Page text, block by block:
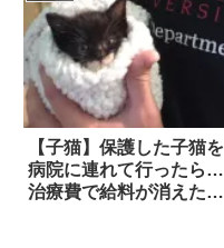
【子猫】保護した子猫を
病院に連れて行ったら…
治療費で給料が消えた！